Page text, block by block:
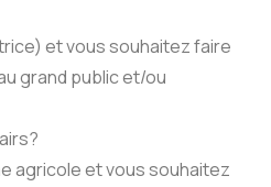
et vous souhaitez faire
grand public et/ou
agricole et vous souhaitez